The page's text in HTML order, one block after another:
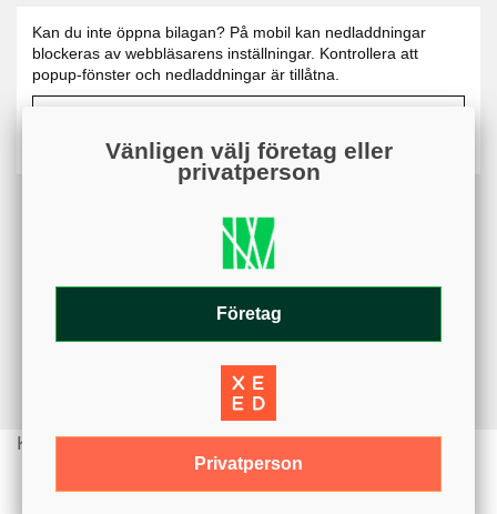
Kan du inte öppna bilagan? På mobil kan nedladdningar
blockeras av webbläsarens inställningar. Kontrollera att
popup-fönster och nedladdningar är tillåtna.
Kunder köpte även
Vänligen välj företag eller
privatperson
Företag
Privatperson